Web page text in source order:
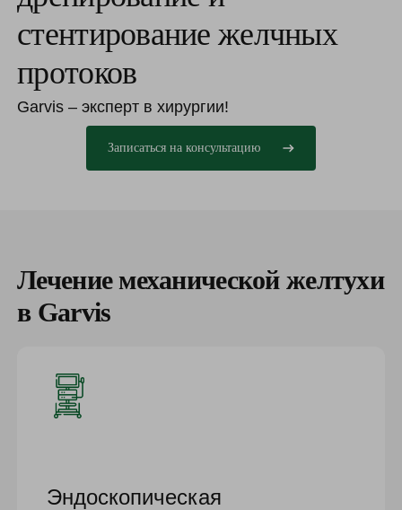
стентирование желчных
протоков
Garvis – эксперт в хирургии!
Записаться на консультацию
Лечение механической желтухи
в Garvis
Эндоскопическая